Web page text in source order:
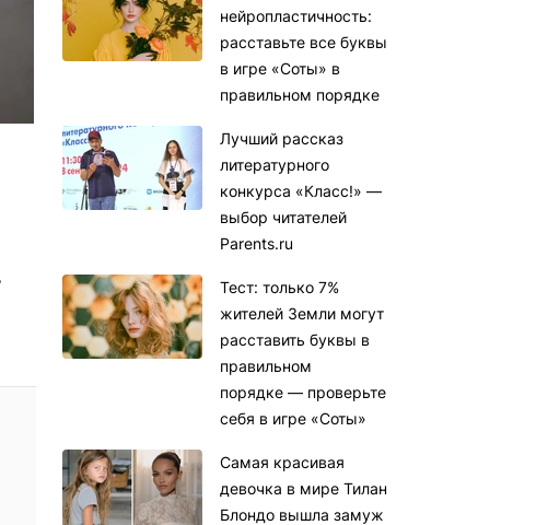
нейропластичность:
расставьте все буквы
в игре «Соты» в
правильном порядке
Лучший рассказ
литературного
конкурса «Класс!» —
выбор читателей
Parents.ru
Тест: только 7%
жителей Земли могут
расставить буквы в
правильном
порядке — проверьте
себя в игре «Соты»
Самая красивая
девочка в мире Тилан
Блондо вышла замуж